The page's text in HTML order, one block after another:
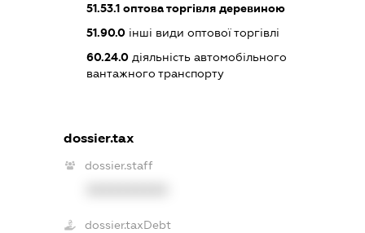
51.53.1 оптова торгівля деревиною
51.90.0 інші види оптової торгівлі
60.24.0 діяльність автомобільного
вантажного транспорту
dossier.tax
dossier.staff
dossier.taxDebt